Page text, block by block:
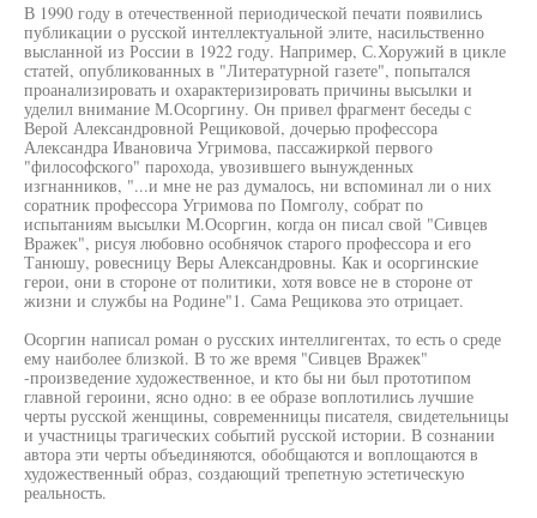
В 1990 году в отечественной периодической печати появились
публикации о русской интеллектуальной элите, насильственно
высланной из России в 1922 году. Например, С.Хоружий в цикле
статей, опубликованных в "Литературной газете", попытался
проанализировать и охарактеризировать причины высылки и
уделил внимание М.Осоргину. Он привел фрагмент беседы с
Верой Александровной Рещиковой, дочерью профессора
Александра Ивановича Угримова, пассажиркой первого
"философского" парохода, увозившего вынужденных
изгнанников, "...и мне не раз думалось, ни вспоминал ли о них
соратник профессора Угримова по Помголу, собрат по
испытаниям высылки М.Осоргин, когда он писал свой "Сивцев
Вражек", рисуя любовно особнячок старого профессора и его
Танюшу, ровесницу Веры Александровны. Как и осоргинские
герои, они в стороне от политики, хотя вовсе не в стороне от
жизни и службы на Родине"1. Сама Рещикова это отрицает.
Осоргин написал роман о русских интеллигентах, то есть о среде
ему наиболее близкой. В то же время "Сивцев Вражек"
-произведение художественное, и кто бы ни был прототипом
главной героини, ясно одно: в ее образе воплотились лучшие
черты русской женщины, современницы писателя, свидетельницы
и участницы трагических событий русской истории. В сознании
автора эти черты объединяются, обобщаются и воплощаются в
художественный образ, создающий трепетную эстетическую
реальность.